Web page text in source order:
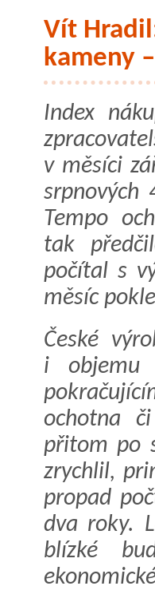
Vít
kameny
Index
v měsíci
srpnových
Tempo
tak
počítal s
měsíc
České
i objemu
ochotna
přitom po
zrychlil,
propad
dva roky.
blízké